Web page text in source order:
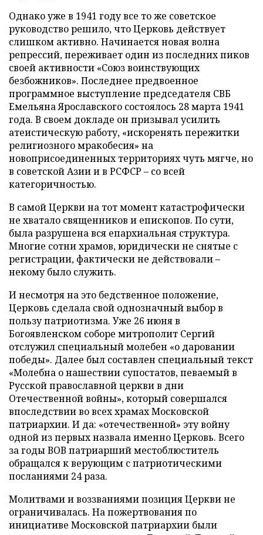
Однако уже в 1941 году все то же советское
руководство решило, что Церковь действует
слишком активно. Начинается новая волна
репрессий, переживает один из последних пиков
своей активности «Союз воинствующих
безбожников». Последнее предвоенное
программное выступление председателя СВБ
Емельяна Ярославского состоялось 28 марта 1941
года. В своем докладе он призывал усилить
атеистическую работу, «искоренять пережитки
религиозного мракобесия» на
новоприсоединенных территориях чуть мягче, но
в советской Азии и в РСФСР – со всей
категоричностью.
В самой Церкви на тот момент катастрофически
не хватало священников и епископов. По сути,
была разрушена вся епархиальная структура.
Многие сотни храмов, юридически не снятые с
регистрации, фактически не действовали –
некому было служить.
И несмотря на это бедственное положение,
Церковь сделала свой однозначный выбор в
пользу патриотизма. Уже 26 июня в
Богоявленском соборе митрополит Сергий
отслужил специальный молебен «о даровании
победы». Далее был составлен специальный текст
«Молебна о нашествии супостатов, певаемый в
Русской православной церкви в дни
Отечественной войны», который совершался
впоследствии во всех храмах Московской
патриархии. И да: «отечественной» эту войну
одной из первых назвала именно Церковь. Всего
за годы ВОВ патриарший местоблюститель
обращался к верующим с патриотическими
посланиями 24 раза.
Молитвами и воззваниями позиция Церкви не
ограничивалась. На пожертвования по
инициативе Московской патриархии были